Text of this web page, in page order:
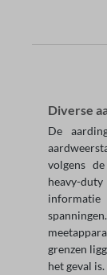
Diverse
De
volgens
heavy-
grenzen
het geval